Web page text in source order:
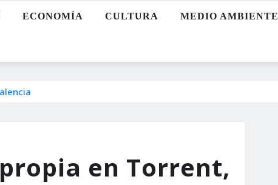
ECONOMÍA CULTURA MEDIO AMBIENTE
en Torrent,